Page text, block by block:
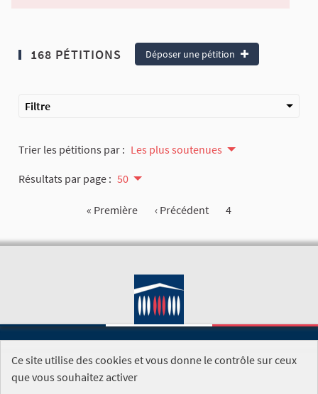
168 PÉTITIONS Déposer une pétition
Filtre
Trier les pétitions par : Les plus soutenues
Résultats par page : 50
« Première ‹ Précédent 4
SITE DE L'ASSEMBLÉE NATIONALE
Ce site utilise des cookies et vous donne le contrôle sur ceux
que vous souhaitez activer